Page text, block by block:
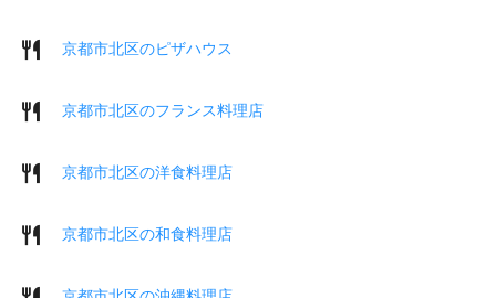
京都市北区のピザハウス
京都市北区のフランス料理店
京都市北区の洋食料理店
京都市北区の和食料理店